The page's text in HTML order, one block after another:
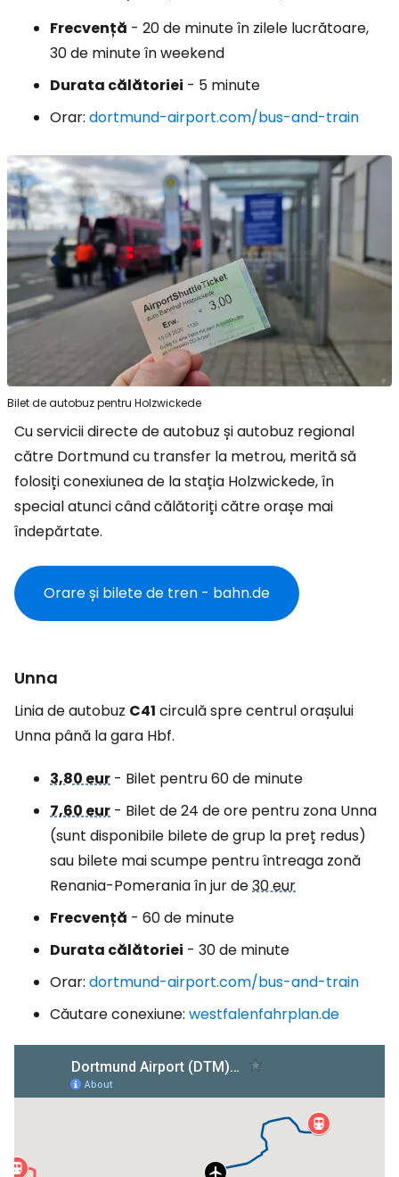
Frecvență - 20 de minute în zilele lucrătoare,
30 de minute în weekend
Durata călătoriei - 5 minute
Orar: dortmund-airport.com/bus-and-train
Bilet de autobuz pentru Holzwickede
Cu servicii directe de autobuz și autobuz regional
către Dortmund cu transfer la metrou, merită să
folosiți conexiunea de la stația Holzwickede, în
special atunci când călătoriți către orașe mai
îndepărtate.
Orare și bilete de tren - bahn.de
Unna
Linia de autobuz C41 circulă spre centrul orașului
Unna până la gara Hbf.
3,80 eur - Bilet pentru 60 de minute
7,60 eur - Bilet de 24 de ore pentru zona Unna
(sunt disponibile bilete de grup la preț redus)
sau bilete mai scumpe pentru întreaga zonă
Renania-Pomerania în jur de30 eur
Frecvență - 60 de minute
Durata călătoriei - 30 de minute
Orar: dortmund-airport.com/bus-and-train
Căutare conexiune: westfalenfahrplan.de